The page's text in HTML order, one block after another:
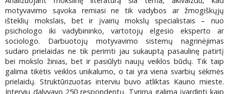
motyvavimo sąvoka remiasi ne tik vadybos ar žmogiškųjų
išteklių mokslais, bet ir įvairių mokslų specialistais – nuo
psichologo iki vadybininko, vartotojų elgesio eksperto ar
sociologo. Darbuotojų motyvavimo sistemų nagrinėjimas
sudaro prielaidas ne tik perimti jau sukauptą pasaulinę patirtį
bei mokslo žinias, bet ir pasiūlyti naujų veiklos būdų. Tik taip
galima tikėtis veiklos unikalumo, o tai yra viena svarbių sėkmės
prielaidų. Struktūrizuotas interviu buvo atliktas Kauno mieste.
Interviu dalyvavo 250 respondentų. Tyrimą galima įvardinti kaip